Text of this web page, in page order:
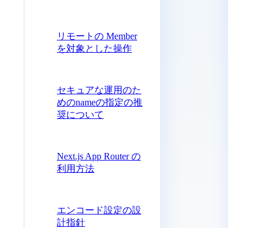
リモートの Member
を対象とした操作
セキュアな運用のた
めのnameの指定の推
奨について
Next.js App Router の
利用方法
エンコード設定の設
計指針